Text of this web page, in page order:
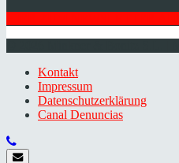
Kontakt
Impressum
Datenschutzerklärung
Canal Denuncias